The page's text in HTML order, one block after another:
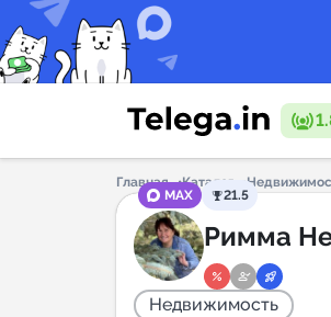
Главная Каталог
MAX
21.5
Римма
Недвижимость